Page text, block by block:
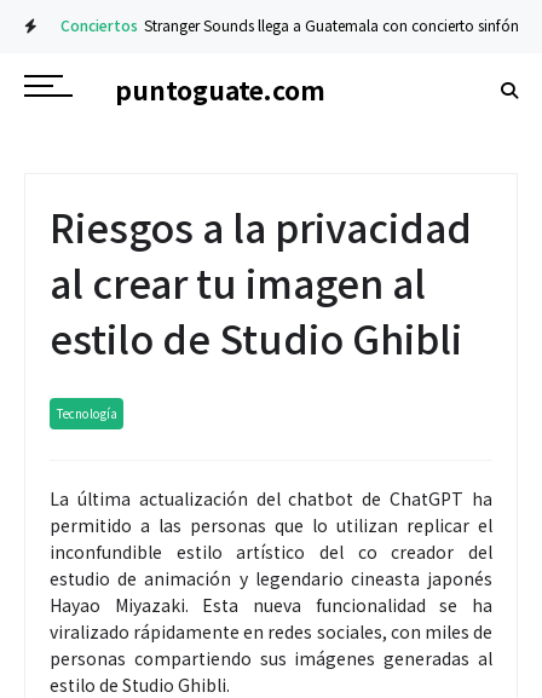
Conciertos Stranger Sounds llega a Guatemala con concierto sinfónico
puntoguate.com
Riesgos a la privacidad
al crear tu imagen al
estilo de Studio Ghibli
Tecnología
La última actualización del chatbot de ChatGPT ha
permitido a las personas que lo utilizan replicar el
inconfundible estilo artístico del co creador del
estudio de animación y legendario cineasta japonés
Hayao Miyazaki. Esta nueva funcionalidad se ha
viralizado rápidamente en redes sociales, con miles de
personas compartiendo sus imágenes generadas al
estilo de Studio Ghibli.